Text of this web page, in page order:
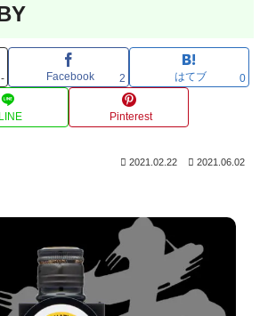
- Facebook 2 はてブ 0
LINE Pinterest
2021.02.22 2021.06.02